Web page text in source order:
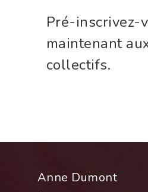
Pré-inscrivez-
maintenant
collectifs.
Anne Dumont